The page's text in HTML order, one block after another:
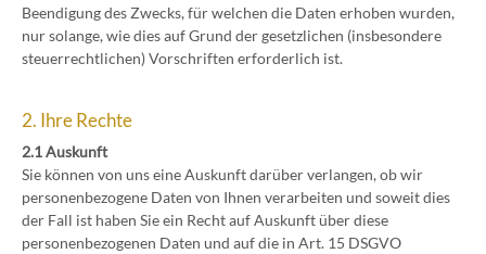
Beendigung des Zwecks, für welchen die Daten erhoben wurden,
nur solange, wie dies auf Grund der gesetzlichen (insbesondere
steuerrechtlichen) Vorschriften erforderlich ist.
2. Ihre Rechte
2.1 Auskunft
Sie können von uns eine Auskunft darüber verlangen, ob wir
personenbezogene Daten von Ihnen verarbeiten und soweit dies
der Fall ist haben Sie ein Recht auf Auskunft über diese
personenbezogenen Daten und auf die in Art. 15 DSGVO